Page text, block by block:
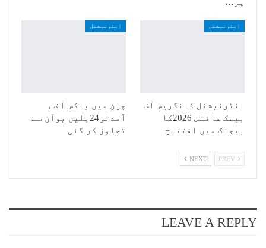
انٹرنیشنل
انٹرنیشنل کانگریس آف
بیسک سائنس 2026کا
بیجنگ میں افتتاح
انٹرنیشنل
چین میں باکس آفس
آمدنی24بلین یوآن سے
تجاوز کر گئی
NEXT
LEAVE A REPLY